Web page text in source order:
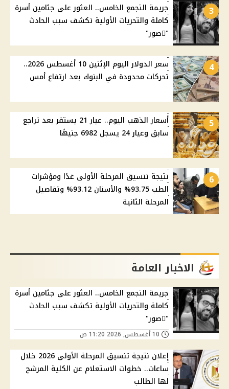
3
جريمة التجمع الخامس.. العثور على جثامين أسرة
كاملة والتحريات الأولية تكشف سبب الحادث
"ًصور"
4
سعر الدولار اليوم الإثنين 10 أغسطس 2026..
تحركات محدودة في البنوك بعد ارتفاع أمس
5
أسعار الذهب اليوم.. عيار 21 يستقر بعد تراجع
سابق وعيار 24 يسجل 6982 جنيهًا
6
نتيجة تنسيق المرحلة الأولى غدًا ومؤشرات
الطب 93.75% والأسنان 93.12% وتفاصيل
المرحلة الثانية
الاخبار العامة
جريمة التجمع الخامس.. العثور على جثامين أسرة
كاملة والتحريات الأولية تكشف سبب الحادث
"ًصور"
إعلان نتيجة تنسيق المرحلة الأولى 2026 خلال
ساعات.. خطوات الاستعلام عن الكلية المرشح
لها الطالب